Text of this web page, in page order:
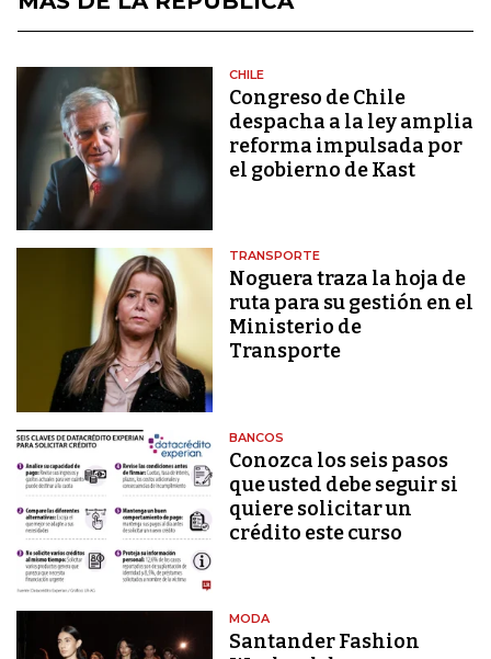
CHILE
Congreso de Chile
despacha a la ley amplia
reforma impulsada por
el gobierno de Kast
TRANSPORTE
Noguera traza la hoja de
ruta para su gestión en el
Ministerio de
Transporte
BANCOS
Conozca los seis pasos
que usted debe seguir si
quiere solicitar un
crédito este curso
MODA
Santander Fashion